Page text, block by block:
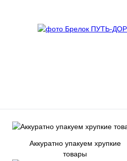
Аккуратно упакуем хрупкие
товары